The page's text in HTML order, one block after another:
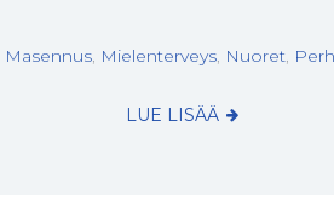
Masennus, Mielenterveys, Nuoret,
LUE LISÄÄ